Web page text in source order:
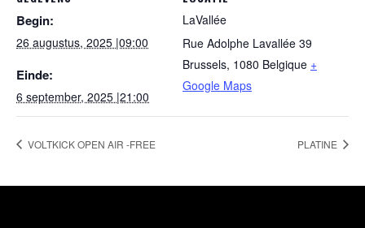
Begin:
26 augustus, 2025 |09:00
Einde:
6 september, 2025 |21:00
LaVallée
Rue Adolphe Lavallée 39
Brussels, 1080 Belgique +
Google Maps
VOLTKICK OPEN AIR -FREE PLATINE